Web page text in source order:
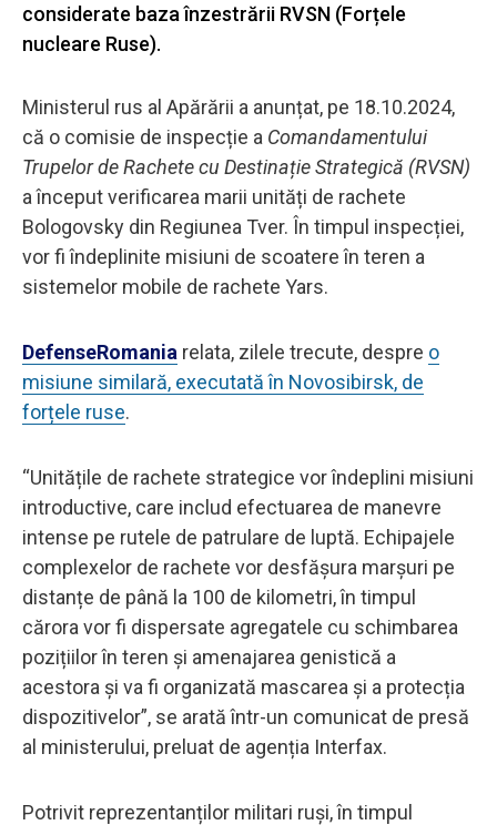
considerate baza înzestrării RVSN (Forțele
nucleare Ruse).
Ministerul rus al Apărării a anunțat, pe 18.10.2024,
că o comisie de inspecție a Comandamentului
Trupelor de Rachete cu Destinație Strategică (RVSN)
a început verificarea marii unități de rachete
Bologovsky din Regiunea Tver. În timpul inspecției,
vor fi îndeplinite misiuni de scoatere în teren a
sistemelor mobile de rachete Yars.
DefenseRomania relata, zilele trecute, despre o
misiune similară, executată în Novosibirsk, de
forțele ruse.
“Unitățile de rachete strategice vor îndeplini misiuni
introductive, care includ efectuarea de manevre
intense pe rutele de patrulare de luptă. Echipajele
complexelor de rachete vor desfășura marșuri pe
distanțe de până la 100 de kilometri, în timpul
cărora vor fi dispersate agregatele cu schimbarea
pozițiilor în teren și amenajarea genistică a
acestora și va fi organizată mascarea și a protecția
dispozitivelor”, se arată într-un comunicat de presă
al ministerului, preluat de agenția Interfax.
Potrivit reprezentanților militari ruși, în timpul